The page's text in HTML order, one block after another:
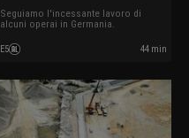
Seguiamo l'incessante lavoro di
alcuni operai in Germania.
E5 44 min